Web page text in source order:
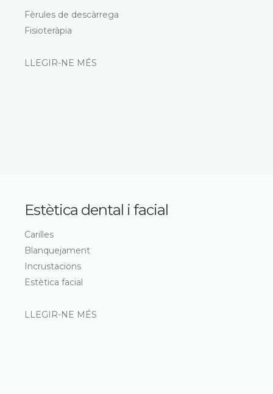
Fèrules de descàrrega
Fisioteràpia
LLEGIR-NE MÉS
Estètica dental i facial
Carilles
Blanquejament
Incrustacions
Estètica facial
LLEGIR-NE MÉS